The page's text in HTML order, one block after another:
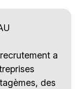
a
des